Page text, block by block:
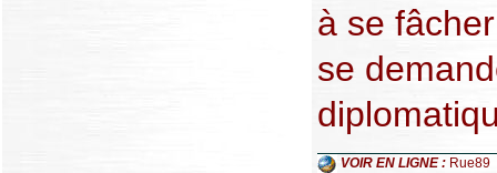
à se
se
VOIR EN LIGNE : Rue89